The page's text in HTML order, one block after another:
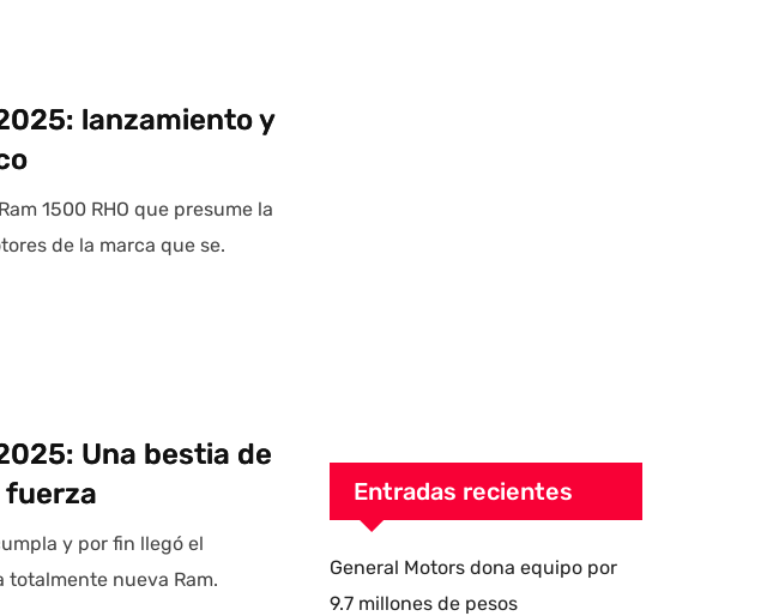
lanzamiento y
1500 RHO que presume la
de la marca que se.
Una bestia de
fuerza
y por fin llegó el
totalmente nueva Ram.
Entradas recientes
General Motors dona equipo por
9.7 millones de pesos